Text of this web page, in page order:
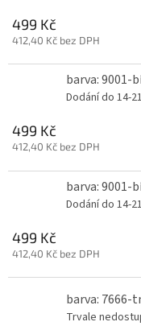
499 Kč
412,40 Kč bez DPH
barva: 9001-
Dodání do 14-
499 Kč
412,40 Kč bez DPH
barva: 9001-
Dodání do 14-
499 Kč
412,40 Kč bez DPH
barva: 7666-
Trvale